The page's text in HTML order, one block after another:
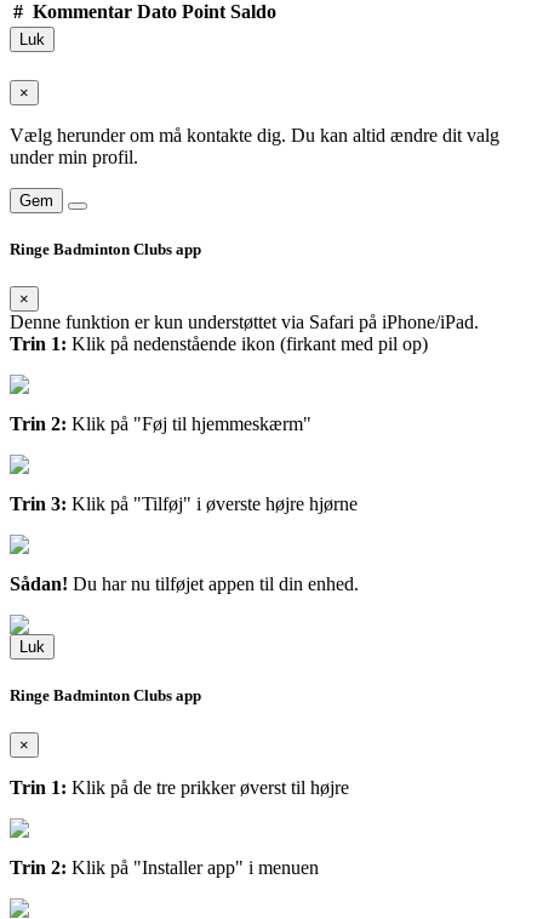
# Kommentar Dato Point Saldo
Luk
×
Vælg herunder om må kontakte dig. Du kan altid ændre dit valg
under min profil.
Gem
Ringe Badminton Clubs app
×
Denne funktion er kun understøttet via Safari på iPhone/iPad.
Trin 1: Klik på nedenstående ikon (firkant med pil op)
Trin 2: Klik på "Føj til hjemmeskærm"
Trin 3: Klik på "Tilføj" i øverste højre hjørne
Sådan! Du har nu tilføjet appen til din enhed.
Luk
Ringe Badminton Clubs app
×
Trin 1: Klik på de tre prikker øverst til højre
Trin 2: Klik på "Installer app" i menuen